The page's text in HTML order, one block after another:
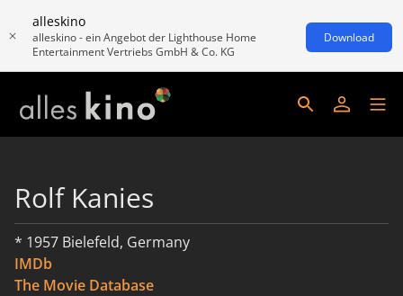
alleskino
alleskino - ein Angebot der Lighthouse Home
Entertainment Vertriebs GmbH & Co. KG
Download
Rolf Kanies
* 1957 Bielefeld, Germany
IMDb
The Movie Database